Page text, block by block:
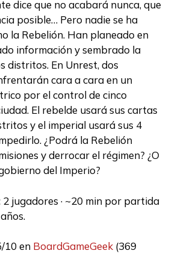
dice que no acabará nunca, que
posible… Pero nadie se ha
la Rebelión. Han planeado en
información y sembrado la
distritos. En Unrest, dos
cara a cara en un
por el control de cinco
El rebelde usará sus cartas
y el imperial usará sus 4
¿Podrá la Rebelión
y derrocar el régimen? ¿O
del Imperio?
2 jugadores · ~20 min por partida
10 en BoardGameGeek (369